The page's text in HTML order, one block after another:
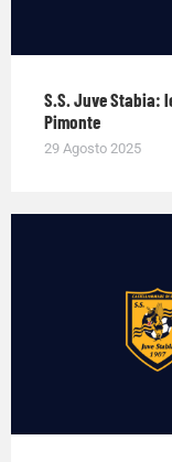
S.S. Juve Stabia:
Pimonte
29 Agosto 2025